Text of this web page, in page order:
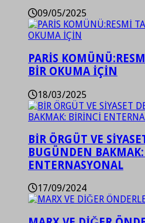
09/05/2025
PARİS
BİR OKUMA İÇİN
18/03/2025
BİR ÖRGÜT VE
BUGÜNDEN
ENTERNASYONAL
17/09/2024